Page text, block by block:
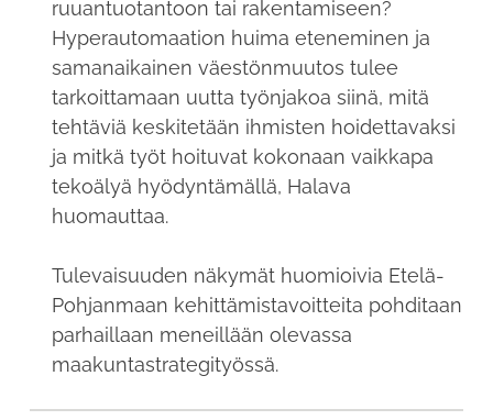
ruuantuotantoon tai rakentamiseen?
Hyperautomaation huima eteneminen ja
samanaikainen väestönmuutos tulee
tarkoittamaan uutta työnjakoa siinä, mitä
tehtäviä keskitetään ihmisten hoidettavaksi
ja mitkä työt hoituvat kokonaan vaikkapa
tekoälyä hyödyntämällä, Halava
huomauttaa.
Tulevaisuuden näkymät huomioivia Etelä-
Pohjanmaan kehittämistavoitteita pohditaan
parhaillaan meneillään olevassa
maakuntastrategityössä.